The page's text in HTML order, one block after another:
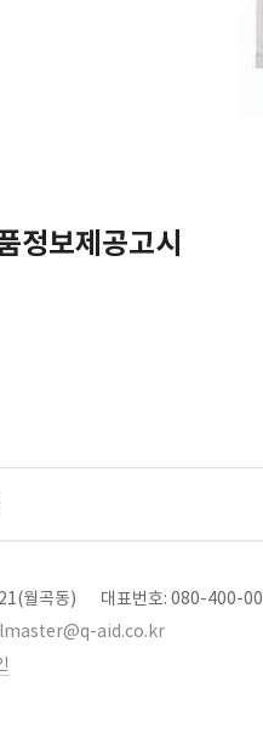
정보제공고시
월곡동)
대표번호: 080-400-
aid.co.kr